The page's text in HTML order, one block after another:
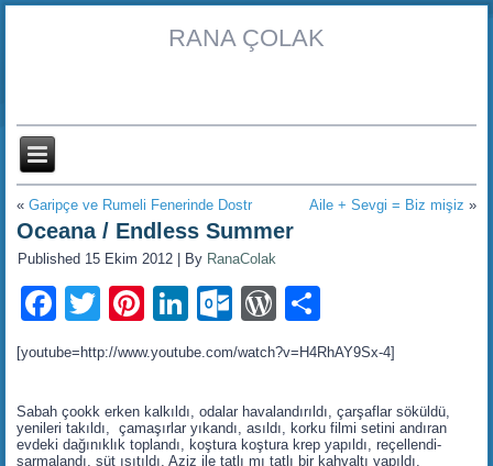
RANA ÇOLAK
«Garipçe ve Rumeli Fenerinde Dostr Aile + Sevgi = Biz mişiz »
Oceana / Endless Summer
Published 15 Ekim 2012 By RanaColak
Facebook
TwitterPinterest
LinkedIn
Outlook.com
WordPress
[youtube=http://www.youtube.com/watch?v=H4RhAY9Sx-4]
Sabah çookk erken kalkıldı, odalar havalandırıldı, çarşaflar söküldü,
yenileri takıldı, çamaşırlar yıkandı, asıldı, korku filmi setini andıran
evdeki dağınıklık toplandı, koştura koştura krep yapıldı, reçellendi-
sarmalandı, süt ısıtıldı, Aziz ile tatlı mı tatlı bir kahvaltı yapıldı.